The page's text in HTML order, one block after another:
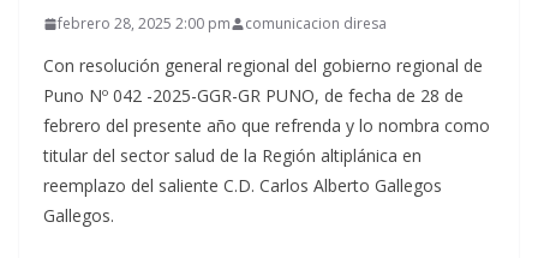
febrero 28, 2025 2:00 pm comunicacion diresa
Con resolución general regional del gobierno regional de
Puno Nº 042 -2025-GGR-GR PUNO, de fecha de 28 de
febrero del presente año que refrenda y lo nombra como
titular del sector salud de la Región altiplánica en
reemplazo del saliente C.D. Carlos Alberto Gallegos
Gallegos.